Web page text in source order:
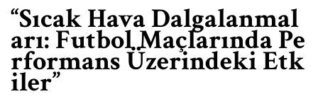
“Sıcak Hava Dalgalanmal
arı: Futbol Maçlarında Pe
rformans Üzerindeki Etk
iler”